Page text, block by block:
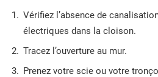
Vérifiez l’absence de
électriques dans la cloison.
Tracez l’ouverture au mur.
Prenez votre scie ou votre